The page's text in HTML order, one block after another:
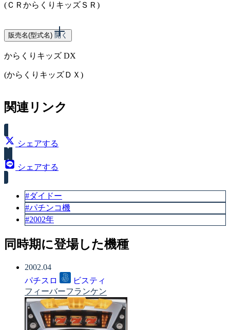
(ＣＲからくりキッズＳＲ)
スペック
大当り確率（1/315.5）
販売名(型式名) 開く
からくりキッズ DX
(からくりキッズＤＸ)
スペック
大当り確率（1/224.5）
関連リンク
シェアする
シェアする
#ダイドー
#パチンコ機
#2002年
同時期に登場した機種
2002.04
パチスロ
ビスティ
フィーバーフランケン